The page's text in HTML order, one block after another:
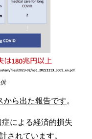
から出た報告です。
による経済的損失
されています。